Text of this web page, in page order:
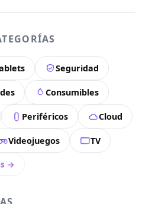
Seguridad
Consumibles
Periféricos Cloud
Videojuegos TV
→